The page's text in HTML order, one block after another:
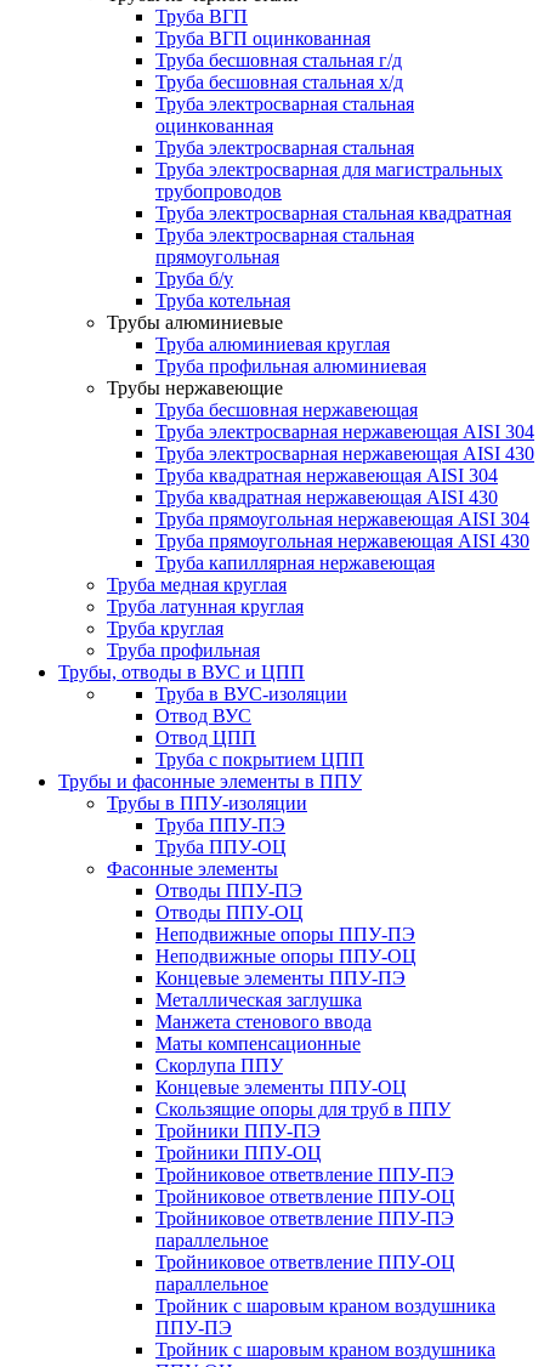
Труба ВГП
Труба ВГП оцинкованная
Труба бесшовная стальная г/д
Труба бесшовная стальная х/д
Труба электросварная стальная
оцинкованная
Труба электросварная стальная
Труба электросварная для магистральных
трубопроводов
Труба электросварная стальная квадратная
Труба электросварная стальная
прямоугольная
Труба б/у
Труба котельная
Трубы алюминиевые
Труба алюминиевая круглая
Труба профильная алюминиевая
Трубы нержавеющие
Труба бесшовная нержавеющая
Труба электросварная нержавеющая AISI 304
Труба электросварная нержавеющая AISI 430
Труба квадратная нержавеющая AISI 304
Труба квадратная нержавеющая AISI 430
Труба прямоугольная нержавеющая AISI 304
Труба прямоугольная нержавеющая AISI 430
Труба капиллярная нержавеющая
Труба медная круглая
Труба латунная круглая
Труба круглая
Труба профильная
Трубы, отводы в ВУС и ЦПП
Труба в ВУС-изоляции
Отвод ВУС
Отвод ЦПП
Труба с покрытием ЦПП
Трубы и фасонные элементы в ППУ
Трубы в ППУ-изоляции
Труба ППУ-ПЭ
Труба ППУ-ОЦ
Фасонные элементы
Отводы ППУ-ПЭ
Отводы ППУ-ОЦ
Неподвижные опоры ППУ-ПЭ
Неподвижные опоры ППУ-ОЦ
Концевые элементы ППУ-ПЭ
Металлическая заглушка
Манжета стенового ввода
Маты компенсационные
Скорлупа ППУ
Концевые элементы ППУ-ОЦ
Скользящие опоры для труб в ППУ
Тройники ППУ-ПЭ
Тройники ППУ-ОЦ
Тройниковое ответвление ППУ-ПЭ
Тройниковое ответвление ППУ-ОЦ
Тройниковое ответвление ППУ-ПЭ
параллельное
Тройниковое ответвление ППУ-ОЦ
параллельное
Тройник с шаровым краном воздушника
ППУ-ПЭ
Тройник с шаровым краном воздушника